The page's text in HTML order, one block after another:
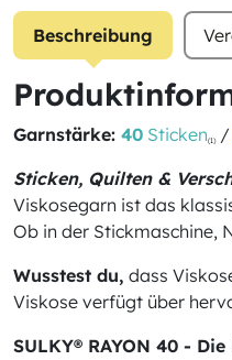
Beschreibung
Garnstärke: 40 Sticken(1)/
Sticken, Quilten &
Viskosegarn ist das
Ob in der Stickmaschine,
Wusstest du, dass
Viskose verfügt über
SULKY® RAYON 40 -